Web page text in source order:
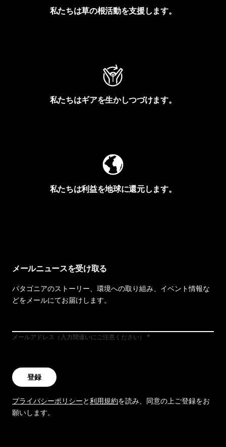
私たちは草の根活動を支援します。
私たちはギアを生かしつづけます。
私たちは利益を地球に還元します。
メールニュースを受け取る
パタゴニアのストーリー、環境への取り組み、イベント情報な
どをメールにてお届けします。
メールアドレス（入力間違いにご注意ください）
登録
プライバシーポリシーと利用規約を読み、同意の上ご登録をお
願いします。